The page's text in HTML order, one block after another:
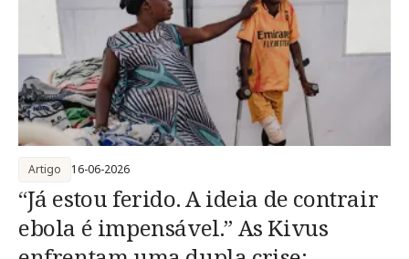
“Já estou ferido. A ideia de contrair
ebola é impensável.” As Kivus
Artigo 16-06-2026